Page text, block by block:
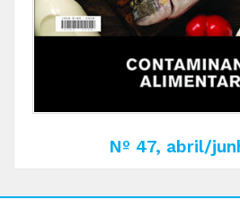
Nº 47, abril/